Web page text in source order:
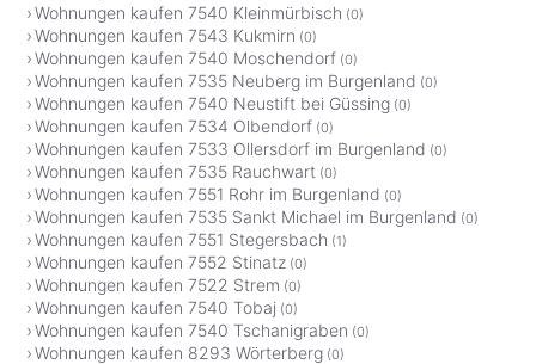
Wohnungen kaufen 7540 Kleinmürbisch (0)
Wohnungen kaufen 7543 Kukmirn (0)
Wohnungen kaufen 7540 Moschendorf (0)
Wohnungen kaufen 7535 Neuberg im Burgenland (0)
Wohnungen kaufen 7540 Neustift bei Güssing (0)
Wohnungen kaufen 7534 Olbendorf (0)
Wohnungen kaufen 7533 Ollersdorf im Burgenland (0)
Wohnungen kaufen 7535 Rauchwart (0)
Wohnungen kaufen 7551 Rohr im Burgenland (0)
Wohnungen kaufen 7535 Sankt Michael im Burgenland (0)
Wohnungen kaufen 7551 Stegersbach (1)
Wohnungen kaufen 7552 Stinatz (0)
Wohnungen kaufen 7522 Strem (0)
Wohnungen kaufen 7540 Tobaj (0)
Wohnungen kaufen 7540 Tschanigraben (0)
Wohnungen kaufen 8293 Wörterberg (0)